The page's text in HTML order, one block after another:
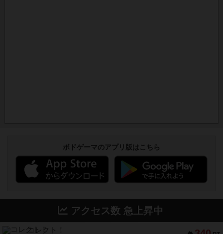
ボドゲーマのアプリ版はこちら
アクセス数 急上昇中
コレクト！